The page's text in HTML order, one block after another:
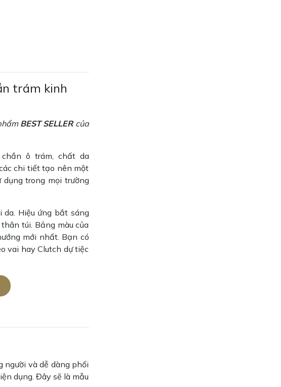
trám kinh
BEST SELLERcủa
ô trám, chất da
chi tiết tạo nên một
trong mọi trường
Hiệu ứng bắt sáng
túi. Bảng màu của
mới nhất. Bạn có
vai hay Clutch dự tiệc
người và dễ dàng phối
dụng. Đây sẽ là mẫu